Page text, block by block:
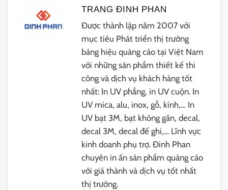
TRANG ĐINH PHAN
Được thành lập năm 2007 với
mục tiêu Phát triển thị trường
bảng hiệu quảng cáo tại Việt Nam
với những sản phẩm thiết kế thi
công và dịch vụ khách hàng tốt
nhất: In UV phẳng, in UV cuộn. In
UV mica, alu, inox, gỗ, kính,… In
UV bạt 3M, bạt không gân, decal,
decal 3M, decal đế ghi,… Lĩnh vực
kinh doanh phụ trợ. Đinh Phan
chuyên in ấn sản phẩm quảng cáo
với giá thành và dịch vụ tốt nhất
thị trường.